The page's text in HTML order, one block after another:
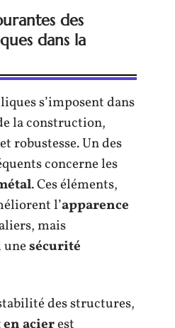
des
dans la
s’imposent dans
la construction,
robustesse. Un des
concerne les
. Ces éléments,
l’apparence
mais
unesécurité
des structures,
en acierest